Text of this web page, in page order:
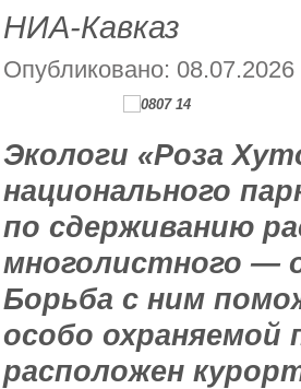
НИА-Кавказ
Опубликовано: 08.07.2026
Экологи «Роза
национального
по сдерживанию
многолистного —
Борьба с ним
особо
расположен